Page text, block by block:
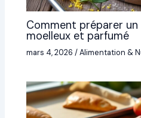
Comment préparer
moelleux et parfumé
mars 4, 2026/Alimentation &